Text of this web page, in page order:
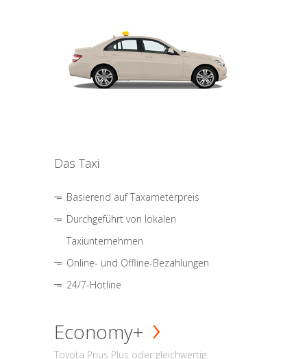
Das Taxi
Basierend auf Taxameterpreis
Durchgeführt von lokalen
Taxiunternehmen
Online- und Offline-Bezahlungen
24/7-Hotline
Economy+
Toyota Prius Plus oder gleichwertig